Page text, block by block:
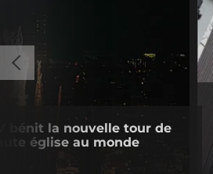
bénit la nouvelle tour de
église au monde